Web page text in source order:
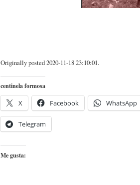
Originally posted 2020-11-18 23:10:01.
centinela formosa
X Facebook WhatsApp
Telegram
Me gusta: